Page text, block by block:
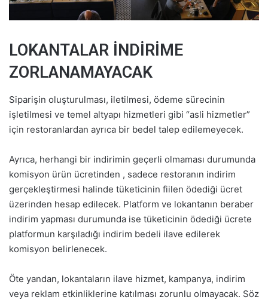
LOKANTALAR İNDİRİME
ZORLANAMAYACAK
Siparişin oluşturulması, iletilmesi, ödeme sürecinin
işletilmesi ve temel altyapı hizmetleri gibi “asli hizmetler”
için restoranlardan ayrıca bir bedel talep edilemeyecek.
Ayrıca, herhangi bir indirimin geçerli olmaması durumunda
komisyon ürün ücretinden , sadece restoranın indirim
gerçekleştirmesi halinde tüketicinin fiilen ödediği ücret
üzerinden hesap edilecek. Platform ve lokantanın beraber
indirim yapması durumunda ise tüketicinin ödediği ücrete
platformun karşıladığı indirim bedeli ilave edilerek
komisyon belirlenecek.
Öte yandan, lokantaların ilave hizmet, kampanya, indirim
veya reklam etkinliklerine katılması zorunlu olmayacak. Söz